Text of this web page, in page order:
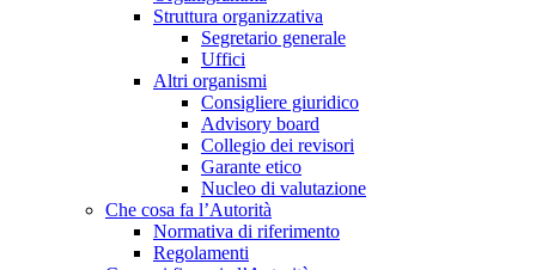
Struttura organizzativa
Segretario generale
Uffici
Altri organismi
Consigliere giuridico
Advisory board
Collegio dei revisori
Garante etico
Nucleo di valutazione
Che cosa fa l’Autorità
Normativa di riferimento
Regolamenti